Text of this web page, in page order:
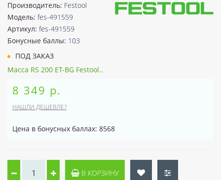
Производитель: Festool
Модель: fes-491559
Артикул: fes-491559
Бонусные баллы: 103
ПОД ЗАКАЗ
Масса RS 200 ET-BG Festool..
8 349 р.
НАШЛИ ДЕШЕВЛЕ?
Цена в бонусных баллах: 8568
В КОРЗИНУ